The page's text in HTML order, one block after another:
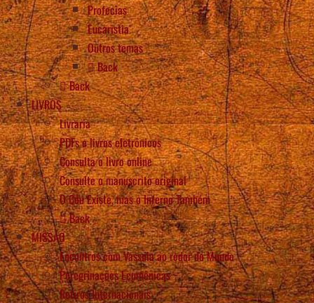
Profecias
Eucaristia
Outros temas
Back
Back
LIVROS
Livraria
PDFs e livros eletrônicos
Consulta o livro online
Consulte o manuscrito original
O Céu Existe, mas o Inferno Também
Back
MISSÃO
Encontros com Vassula ao redor do Mundo
Peregrinações Ecumênicas
Retiros Internacionais